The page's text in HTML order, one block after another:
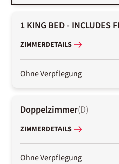
1 KING BED - INCLUDES
ZIMMERDETAILS
Ohne Verpflegung
Doppelzimmer(D)
ZIMMERDETAILS
Ohne Verpflegung